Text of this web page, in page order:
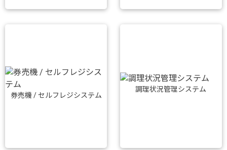
券売機 / セルフレジシステム
調理状況管理システム